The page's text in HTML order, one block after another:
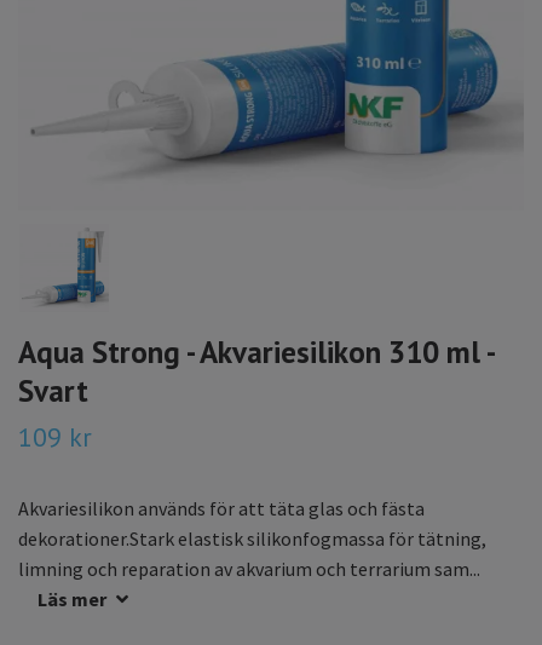
Aqua Strong - Akvariesilikon 310 ml -
Svart
109 kr
Akvariesilikon används för att täta glas och fästa
dekorationer.Stark elastisk silikonfogmassa för tätning,
limning och reparation av akvarium och terrarium sam...
Läs mer